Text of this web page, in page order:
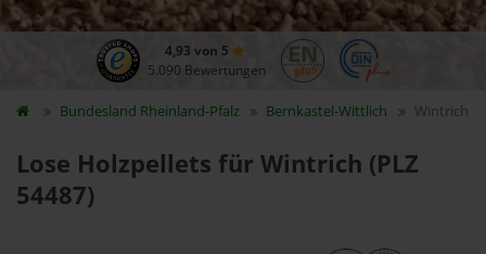
4,93 von 5
5.090 Bewertungen
Bundesland Rheinland-Pfalz Bernkastel-Wittlich Wintrich
Lose Holzpellets für Wintrich (PLZ
54487)